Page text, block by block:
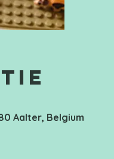
Aalter, Belgium